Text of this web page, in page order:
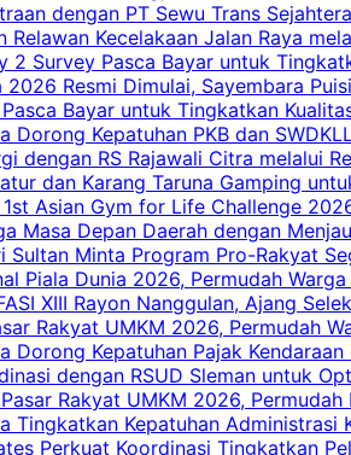
dengan PT Sewu Trans
Relawan Kecelakaan Jalan Raya
2 Survey Pasca Bayar untuk
Resmi Dimulai, Sayembara
Bayar untuk Tingkatkan
Dorong Kepatuhan PKB dan
dengan RS Rajawali Citra melalui
dan Karang Taruna Gamping
Asian Gym for Life Challenge
Masa Depan Daerah dengan
Sultan Minta Program Pro-Rakyat
Piala Dunia 2026, Permudah
XIII Rayon Nanggulan, Ajang
Rakyat UMKM 2026, Permudah
Dorong Kepatuhan Pajak
dengan RSUD Sleman untuk
Rakyat UMKM 2026,
Tingkatkan Kepatuhan
Perkuat Koordinasi Tingkatkan